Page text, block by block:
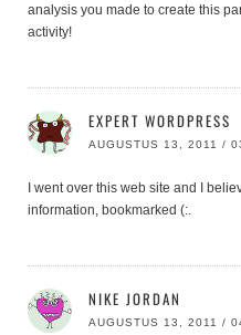
analysis you made to create this
activity!
EXPERT WORDPRESS
AUGUSTUS 13, 2011 /
I went over this web site and I
information, bookmarked (:.
NIKE JORDAN
AUGUSTUS 13, 2011 /